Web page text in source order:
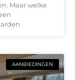
Maar welke
AANBIEDINGEN